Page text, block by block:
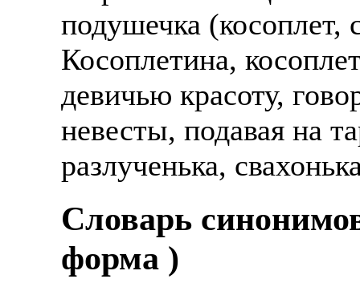
подушечка (косоплет,
Косоплетина,
девичью красоту,
невесты, подавая на
разлученька,
Cловарь
форма )